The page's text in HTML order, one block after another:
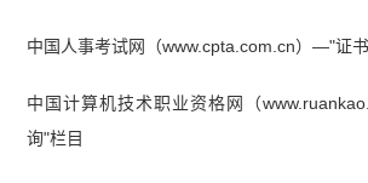
中国人事考试网（www.cpta.com.cn）—"证
中国计算机技术职业资格网（
询"栏目